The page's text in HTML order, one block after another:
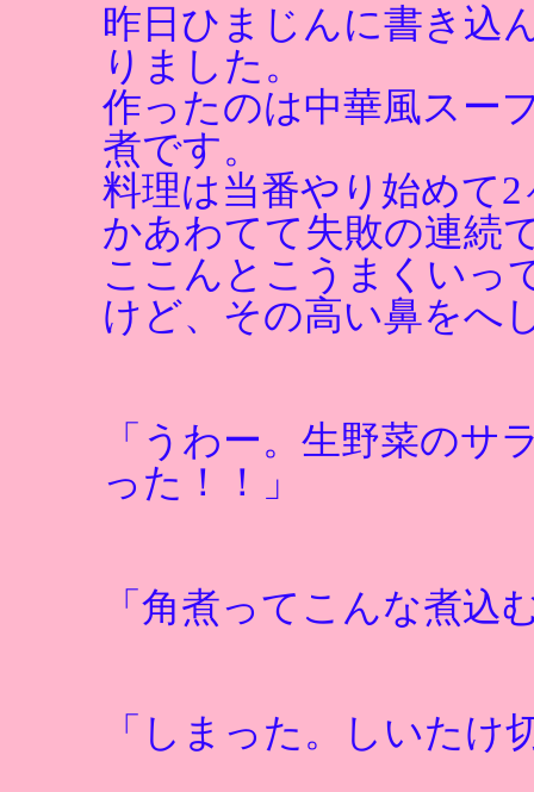
昨日ひまじんに書き込
りました。
作ったのは中華風スー
煮です。
料理は当番やり始めて
かあわてて失敗の連続
ここんとこうまくいっ
けど、その高い鼻をへ
「うわー。生野菜のサ
った！！」
「角煮ってこんな煮込
「しまった。しいたけ